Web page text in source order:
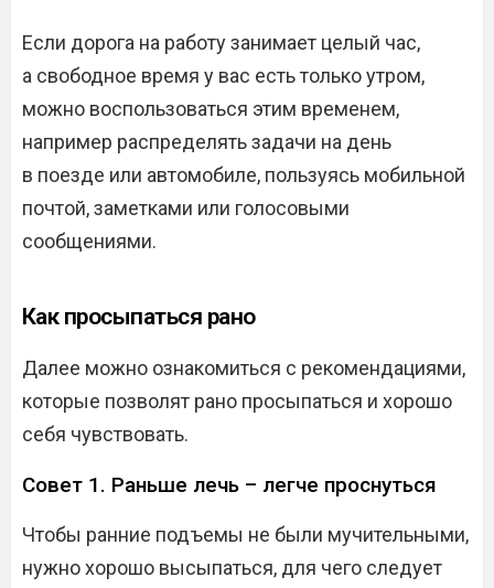
Если дорога на работу занимает целый час,
а свободное время у вас есть только утром,
можно воспользоваться этим временем,
например распределять задачи на день
в поезде или автомобиле, пользуясь мобильной
почтой, заметками или голосовыми
сообщениями.
Как просыпаться рано
Далее можно ознакомиться с рекомендациями,
которые позволят рано просыпаться и хорошо
себя чувствовать.
Совет 1. Раньше лечь – легче проснуться
Чтобы ранние подъемы не были мучительными,
нужно хорошо высыпаться, для чего следует